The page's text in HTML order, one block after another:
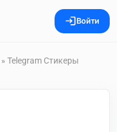
Войти
» Telegram Стикеры